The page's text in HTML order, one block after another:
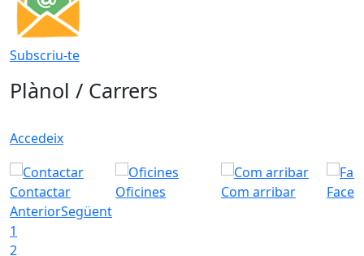
Subscriu-te
Plànol / Carrers
Accedeix
Contactar Oficines Com arribar
AnteriorSegüent
1
2